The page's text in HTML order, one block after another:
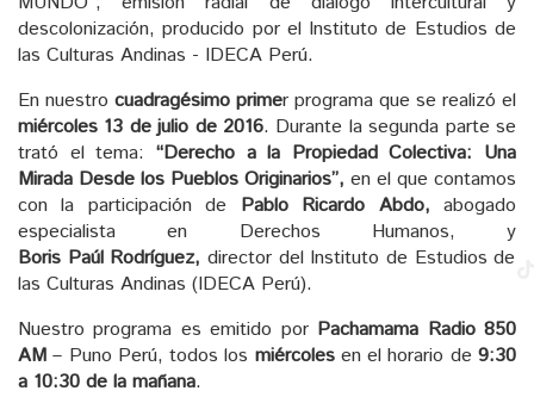
descolonización, producido por el Instituto de Estudios de
las Culturas Andinas - IDECA Perú.
En nuestro cuadragésimo primer programa que se realizó el
miércoles 13 de julio de 2016. Durante la segunda parte se
trató el tema: “Derecho a la Propiedad Colectiva: Una
Mirada Desde los Pueblos Originarios”, en el que contamos
con la participación de Pablo Ricardo Abdo,abogado
especialista en Derechos Humanos, y
Boris Paúl Rodríguez, director del Instituto de Estudios de
las Culturas Andinas (IDECA Perú).
Nuestro programa es emitido por Pachamama Radio 850
AM – Puno Perú, todos los miércolesen el horario de9:30
a 10:30 de la mañana.